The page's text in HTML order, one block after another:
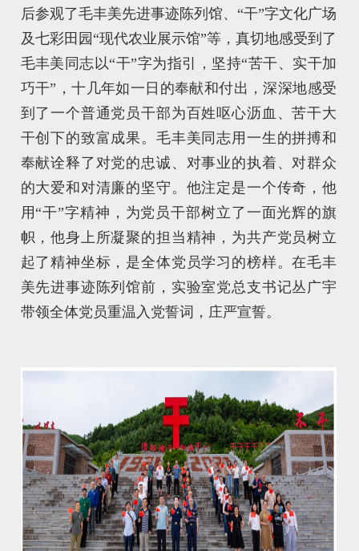
后参观了毛丰美先进事迹陈列馆、“干”字文化广场
及七彩田园“现代农业展示馆”等，真切地感受到了
毛丰美同志以“干”字为指引，坚持“苦干、实干加
巧干”，十几年如一日的奉献和付出，深深地感受
到了一个普通党员干部为百姓呕心沥血、苦干大
干创下的致富成果。毛丰美同志用一生的拼搏和
奉献诠释了对党的忠诚、对事业的执着、对群众
的大爱和对清廉的坚守。他注定是一个传奇，他
用“干”字精神，为党员干部树立了一面光辉的旗
帜，他身上所凝聚的担当精神，为共产党员树立
起了精神坐标，是全体党员学习的榜样。在毛丰
美先进事迹陈列馆前，实验室党总支书记丛广宇
带领全体党员重温入党誓词，庄严宣誓。